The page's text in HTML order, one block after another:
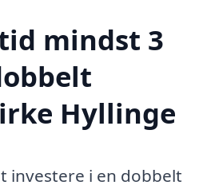
mindst 3
Hyllinge
investere i en dobbelt